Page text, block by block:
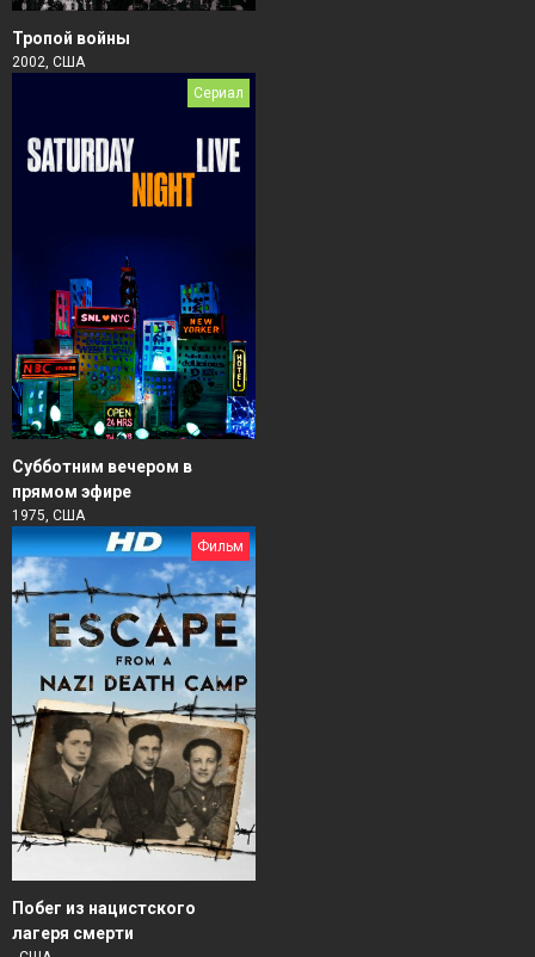
Тропой войны
2002, США
Сериал
Субботним вечером в
прямом эфире
1975, США
Фильм
Побег из нацистского
лагеря смерти